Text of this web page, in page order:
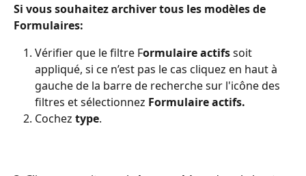
Si vous souhaitez archiver tous les modèles de
Formulaires:
Vérifier que le filtre Formulaire actifs soit
appliqué, si ce n’est pas le cas cliquez en haut à
gauche de la barre de recherche sur l'icône des
filtres et sélectionnez Formulaire actifs.
Cochez type.